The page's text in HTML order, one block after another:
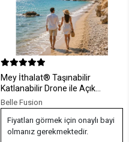
Mey İthalat® Taşınabilir
Katlanabilir Drone ile Açık
Alanlarda Keyifli Uçuş Deneyimi
Belle Fusion
Fiyatları görmek için onaylı bayi
olmanız gerekmektedir.